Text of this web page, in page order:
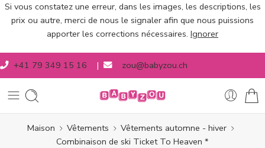
Si vous constatez une erreur, dans les images, les descriptions, les
prix ou autre, merci de nous le signaler afin que nous puissions
apporter les corrections nécessaires. Ignorer
+41 79 349 15 16 | zou@babyzou.ch
Maison Vêtements
Vêtements automne - hiver
Combinaison de ski Ticket To Heaven *